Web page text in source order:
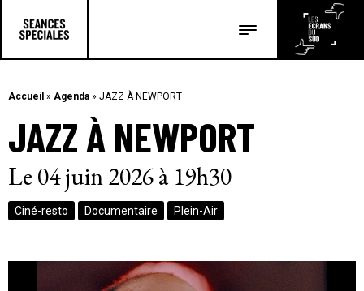
Les articles
Accueil » Agenda » JAZZ À NEWPORT
JAZZ À NEWPORT
Le 04 juin 2026 à 19h30
Ciné-resto Documentaire Plein-Air